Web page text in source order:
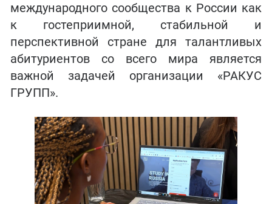
международного сообщества к России как
к гостеприимной, стабильной и
перспективной стране для талантливых
абитуриентов со всего мира является
важной задачей организации «РАКУС
ГРУПП».